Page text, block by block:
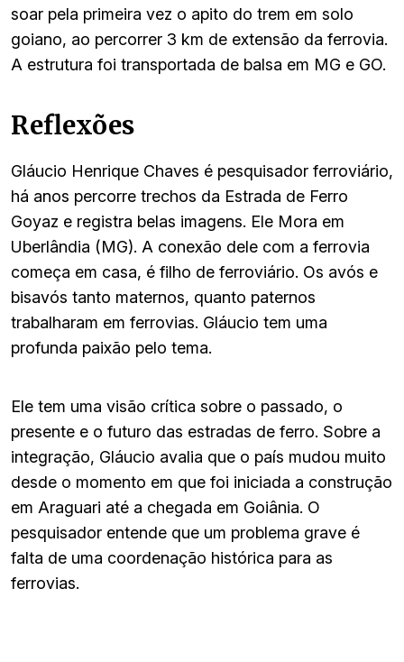
soar pela primeira vez o apito do trem em solo
goiano, ao percorrer 3 km de extensão da ferrovia.
A estrutura foi transportada de balsa em MG e GO.
Reflexões
Gláucio Henrique Chaves é pesquisador ferroviário,
há anos percorre trechos da Estrada de Ferro
Goyaz e registra belas imagens. Ele Mora em
Uberlândia (MG). A conexão dele com a ferrovia
começa em casa, é filho de ferroviário. Os avós e
bisavós tanto maternos, quanto paternos
trabalharam em ferrovias. Gláucio tem uma
profunda paixão pelo tema.
Ele tem uma visão crítica sobre o passado, o
presente e o futuro das estradas de ferro. Sobre a
integração, Gláucio avalia que o país mudou muito
desde o momento em que foi iniciada a construção
em Araguari até a chegada em Goiânia. O
pesquisador entende que um problema grave é
falta de uma coordenação histórica para as
ferrovias.